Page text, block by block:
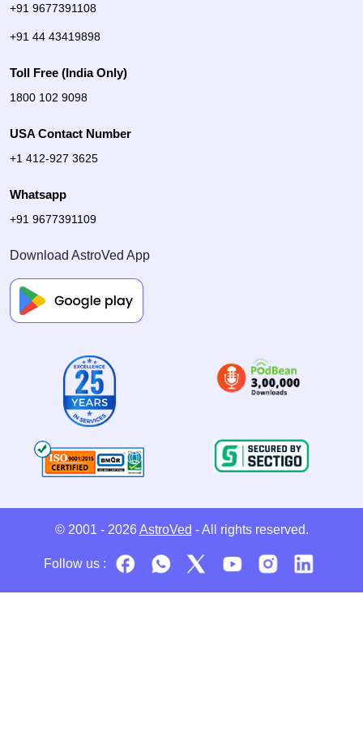
+91 9677391108
+91 44 43419898
Toll Free (India Only)
1800 102 9098
USA Contact Number
+1 412-927 3625
Whatsapp
+91 9677391109
Download AstroVed App
© 2001 - 2026 AstroVed - All rights reserved.
Follow us :